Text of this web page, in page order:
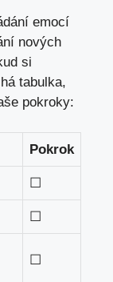
emocí
nových
si
tabulka,
pokroky:
Pokrok
☐
☐
☐